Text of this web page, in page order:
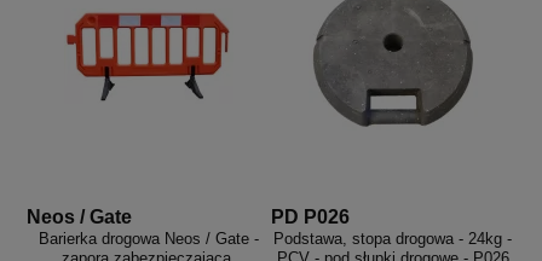
Neos / Gate
Barierka drogowa Neos / Gate -
PD P026
Podstawa, stopa drogowa - 24kg -